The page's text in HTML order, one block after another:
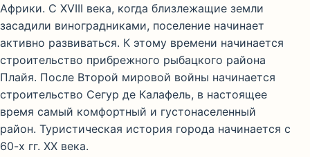
Африки. С XVIII века, когда близлежащие земли
засадили виноградниками, поселение начинает
активно развиваться. К этому времени начинается
строительство прибрежного рыбацкого района
Плайя. После Второй мировой войны начинается
строительство Сегур де Калафель, в настоящее
время самый комфортный и густонаселенный
район. Туристическая история города начинается с
60-х гг. XX века.